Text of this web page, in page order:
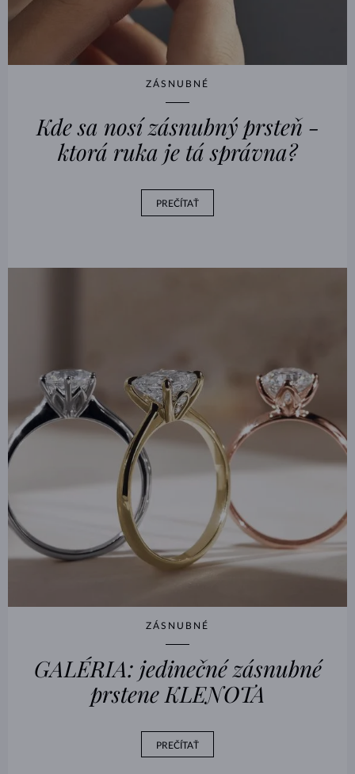
ZÁSNUBNÉ
Kde sa nosí zásnubný prsteň -
ktorá ruka je tá správna?
PREČÍTAŤ
ZÁSNUBNÉ
GALÉRIA: jedinečné zásnubné
prstene KLENOTA
PREČÍTAŤ